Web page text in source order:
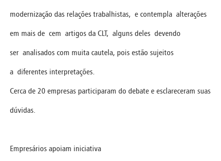
modernização das relações trabalhistas, e contempla alterações
em mais de cem artigos da CLT, alguns deles devendo
ser analisados com muita cautela, pois estão sujeitos
a diferentes interpretações.
Cerca de 20 empresas participaram do debate e esclareceram suas
dúvidas.
Empresários apoiam iniciativa